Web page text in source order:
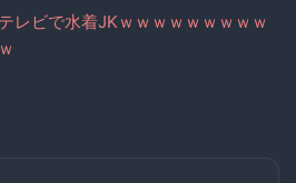
レビで水着JKｗｗｗｗｗｗｗｗｗ